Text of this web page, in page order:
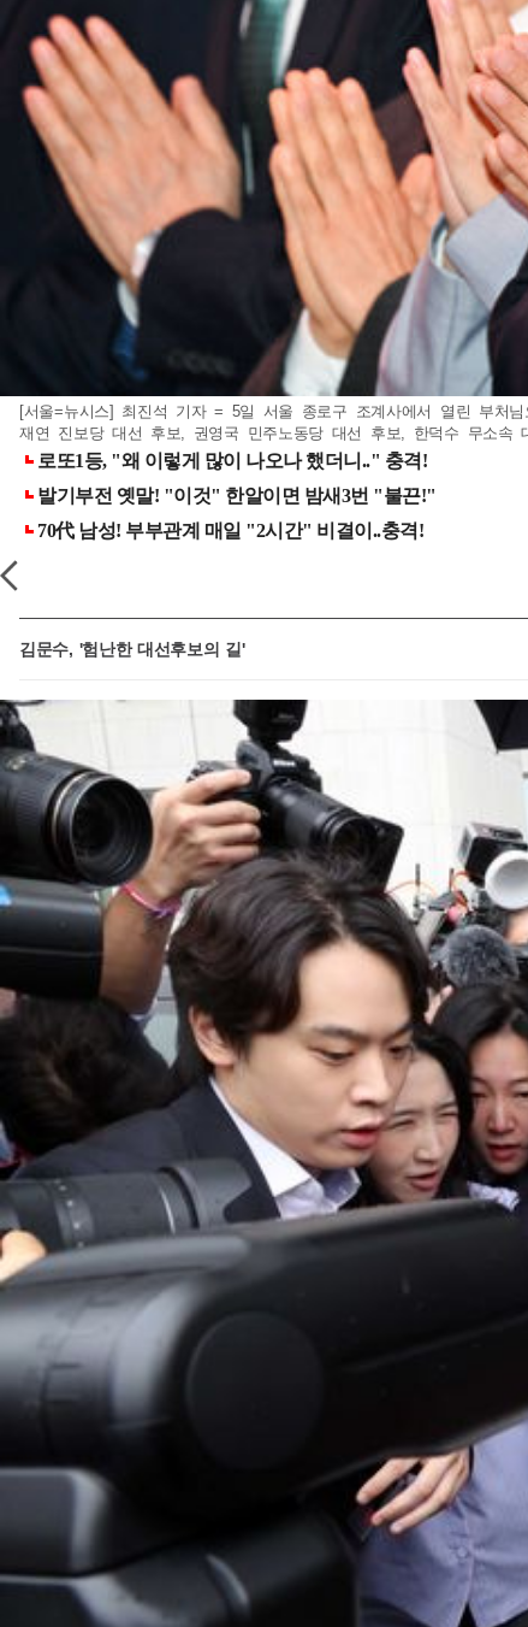
[서울=뉴시스] 최진석 기자 = 5일 서울 종로구 조계사에서 열린 부처
재연 진보당 대선 후보, 권영국 민주노동당 대선 후보, 한덕수 무소속
김문수, '험난한 대선후보의 길'